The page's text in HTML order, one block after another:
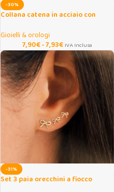
-30%
Collana catena in acciaio con
Gioielli & orologi
7,90€-7,93€ IVA Inclusa
-31%
Set 3 paia orecchini a fiocco